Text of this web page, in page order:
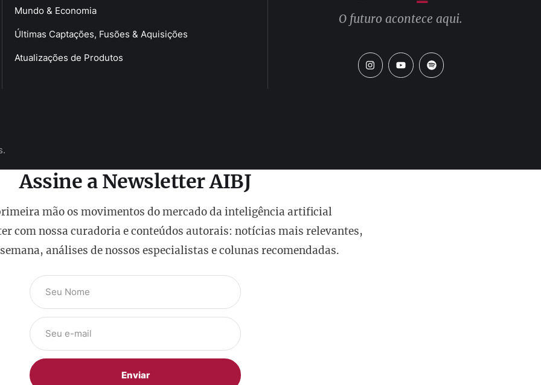
Mundo & Economia
Últimas Captações, Fusões & Aquisições
Atualizações de Produtos
O futuro acontece aqui.
Assine a Newsletter AIBJ
mão os movimentos do mercado da inteligência artificial
com nossa curadoria e conteúdos autorais: notícias mais relevantes,
análises de nossos especialistas e colunas recomendadas.